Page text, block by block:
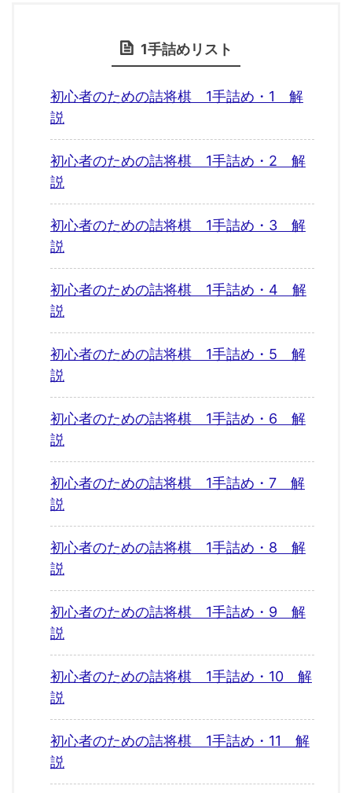
1手詰めリスト
初心者のための詰将棋 1手詰め・1 解
説
初心者のための詰将棋 1手詰め・2 解
説
初心者のための詰将棋 1手詰め・3 解
説
初心者のための詰将棋 1手詰め・4 解
説
初心者のための詰将棋 1手詰め・5 解
説
初心者のための詰将棋 1手詰め・6 解
説
初心者のための詰将棋 1手詰め・7 解
説
初心者のための詰将棋 1手詰め・8 解
説
初心者のための詰将棋 1手詰め・9 解
説
初心者のための詰将棋 1手詰め・10 解
説
初心者のための詰将棋 1手詰め・11 解
説